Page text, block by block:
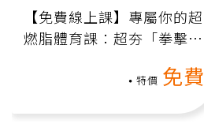
【免費線上課】專屬你的超
燃脂體育課：超夯「拳擊有
特價 免費